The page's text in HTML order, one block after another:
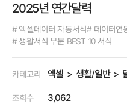
2025년 연간달력
# 엑셀데이터 자동서식# 데이터연
# 생활서식 부문 BEST 10 서식
카테고리 엑셀 생활/일반
조회수 3,062